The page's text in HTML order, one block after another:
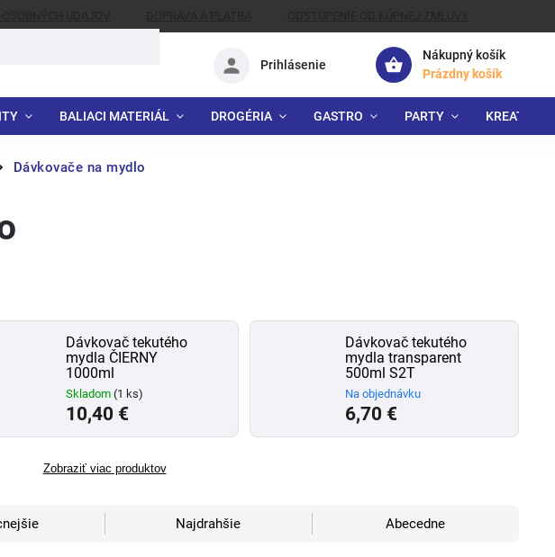
Nákupný košík
Prázdny košík
Prihlásenie
BALIACI MATERIÁL DROGÉRIA GASTRO PARTY
Dávkovače na mydlo
Dávkovač tekutého
mydla ČIERNY
1000ml
Skladom (1 ks)
10,40 €
Dávkovač tekutého
mydla transparent
500ml S2T
Na objednávku
6,70 €
Zobraziť viac produktov
Najdrahšie Abecedne